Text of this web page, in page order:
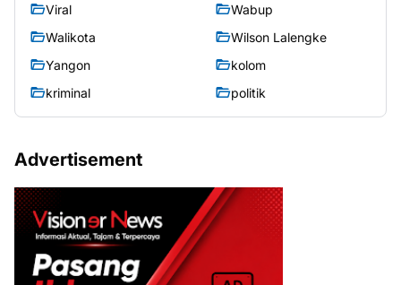
Viral
Wabup
Walikota
Wilson Lalengke
Yangon
kolom
kriminal
politik
Advertisement